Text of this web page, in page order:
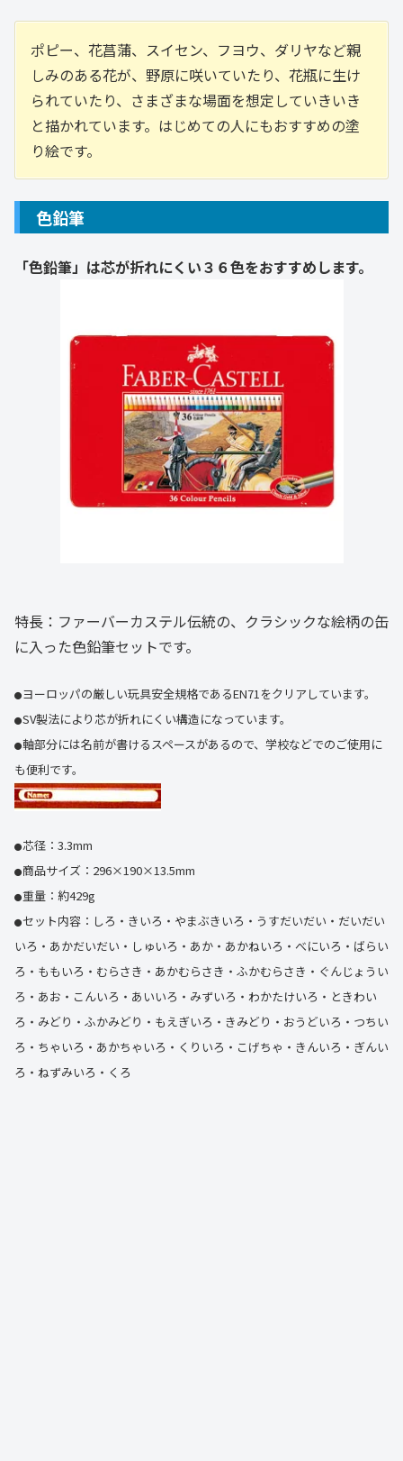
ポピー、花菖蒲、スイセン、フヨウ、ダリヤなど親
しみのある花が、野原に咲いていたり、花瓶に生け
られていたり、さまざまな場面を想定していきいき
と描かれています。はじめての人にもおすすめの塗
り絵です。
色鉛筆
「色鉛筆」は芯が折れにくい３６色をおすすめします。
特長：ファーバーカステル伝統の、クラシックな絵柄の缶
に入った色鉛筆セットです。
●ヨーロッパの厳しい玩具安全規格であるEN71をクリアしています。
●SV製法により芯が折れにくい構造になっています。
●軸部分には名前が書けるスペースがあるので、学校などでのご使用に
も便利です。
●芯径：3.3mm
●商品サイズ：296×190×13.5mm
●重量：約429g
●セット内容：しろ・きいろ・やまぶきいろ・うすだいだい・だいだい
いろ・あかだいだい・しゅいろ・あか・あかねいろ・べにいろ・ばらい
ろ・ももいろ・むらさき・あかむらさき・ふかむらさき・ぐんじょうい
ろ・あお・こんいろ・あいいろ・みずいろ・わかたけいろ・ときわい
ろ・みどり・ふかみどり・もえぎいろ・きみどり・おうどいろ・つちい
ろ・ちゃいろ・あかちゃいろ・くりいろ・こげちゃ・きんいろ・ぎんい
ろ・ねずみいろ・くろ